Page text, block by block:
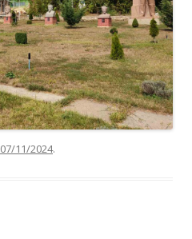
07/11/2024.